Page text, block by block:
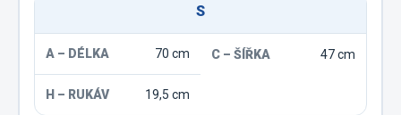
S
70 cm 47 cm
19,5 cm